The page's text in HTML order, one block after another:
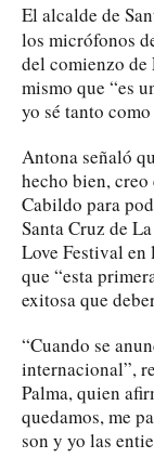
El alcalde de
los micrófonos
del comienzo de
mismo que “es
yo sé tanto
Antona señaló
hecho bien,
Cabildo para
Santa Cruz de
Love Festival en
que “esta
exitosa que
“Cuando se
internacional”,
Palma, quien
quedamos, me
son y yo las